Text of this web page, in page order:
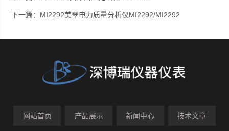
下一篇： MI2292美翠电力质量分析仪MI2292/MI2292
网站首页 产品展示 新闻中心 技术文章